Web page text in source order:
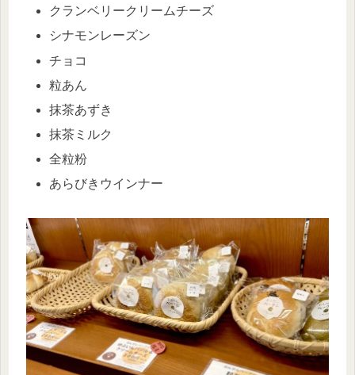
クランベリークリームチーズ
シナモンレーズン
チョコ
粒あん
抹茶あずき
抹茶ミルク
全粒粉
あらびきウインナー